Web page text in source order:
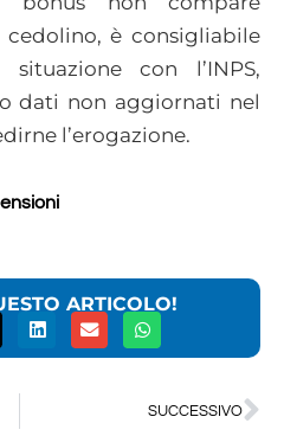
è consigliabile
con l’INPS,
dati non aggiornati nel
l’erogazione.
ARTICOLO!
SUCCESSIVO